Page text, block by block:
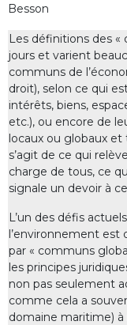
Besson
Les définitions des «
jours et varient
communs de
droit), selon ce qui
intérêts, biens,
etc.), ou encore de
locaux ou globaux
s’agit de ce qui
charge de tous, ce
signale un devoir à
L’un des défis
l’environnement est
par « communs
les principes
non pas seulement
comme cela a
domaine maritime)